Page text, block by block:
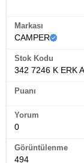
Markası
CAMPER
Stok Kodu
342 7246 K ERK
Puanı
Yorum
0
Görüntülenme
494